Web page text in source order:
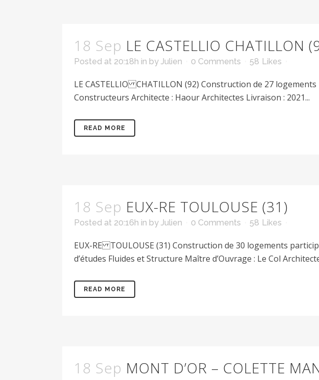
18 Sep LE CASTELLIO CHATILLON
Posted at 20:18h in by Julien 0 Comments 58 Likes
LE CASTELLIO CHATILLON (92) Construction de 27
Constructeurs Architecte : Haour Architectes Livraison : 2021...
READ MORE
18 Sep EUX-RE TOULOUSE (31)
Posted at 20:16h in by Julien 0 Comments 58 Likes
EUX-RE TOULOUSE (31) Construction de 30 logements
d’études Fluides et Structure Maître d’Ouvrage : Le Col
READ MORE
18 Sep MONT D’OR – COLETTE